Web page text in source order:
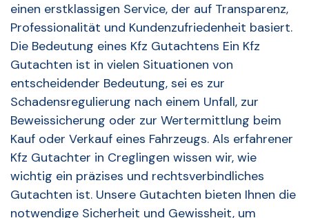
einen erstklassigen Service, der auf Transparenz,
Professionalität und Kundenzufriedenheit basiert.
Die Bedeutung eines Kfz Gutachtens Ein Kfz
Gutachten ist in vielen Situationen von
entscheidender Bedeutung, sei es zur
Schadensregulierung nach einem Unfall, zur
Beweissicherung oder zur Wertermittlung beim
Kauf oder Verkauf eines Fahrzeugs. Als erfahrener
Kfz Gutachter in Creglingen wissen wir, wie
wichtig ein präzises und rechtsverbindliches
Gutachten ist. Unsere Gutachten bieten Ihnen die
notwendige Sicherheit und Gewissheit, um